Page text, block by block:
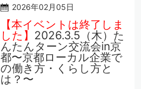
2026年02月05日
【本イベントは終了しま
した】 2026.3.5（木）た
んたんターン交流会in京
都〜京都ローカル企業で
の働き方・くらし方と
は？〜